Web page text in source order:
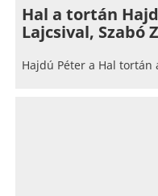
Hal a tortán
Lajcsival, Szabó
Hajdú Péter a Hal